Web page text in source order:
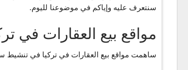
سنتعرف عليه وإياكم في موضوعنا لليوم.
مواقع بيع العقارات في
ساهمت مواقع بيع العقارات في تركيا في تنشيط